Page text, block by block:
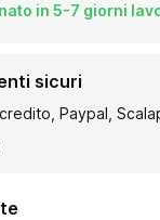
in 5-7 giorni
sicuri
Paypal,